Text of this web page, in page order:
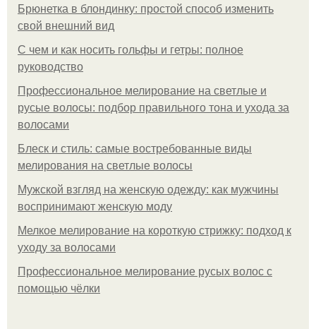
Брюнетка в блондинку: простой способ изменить
свой внешний вид
С чем и как носить гольфы и гетры: полное
руководство
Профессиональное мелирование на светлые и
русые волосы: подбор правильного тона и ухода за
волосами
Блеск и стиль: самые востребованные виды
мелирования на светлые волосы
Мужской взгляд на женскую одежду: как мужчины
воспринимают женскую моду
Мелкое мелирование на короткую стрижку: подход к
уходу за волосами
Профессиональное мелирование русых волос с
помощью чёлки